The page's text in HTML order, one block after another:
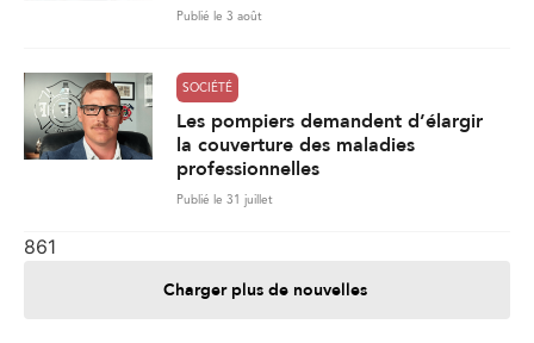
Publié le 3 août
SOCIÉTÉ
Les pompiers demandent d’élargir
la couverture des maladies
professionnelles
Publié le 31 juillet
861
Charger plus de nouvelles